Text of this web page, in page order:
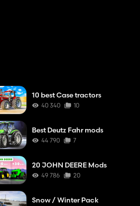
10 best Case tractors
40 340 10
Best Deutz Fahr mods
44 790 7
20 JOHN DEERE Mods
49 786 20
Snow / Winter Pack